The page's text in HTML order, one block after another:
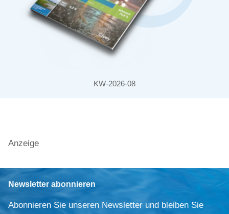
KW-2026-08
Anzeige
Newsletter abonnieren
Abonnieren Sie unseren Newsletter und bleiben Sie